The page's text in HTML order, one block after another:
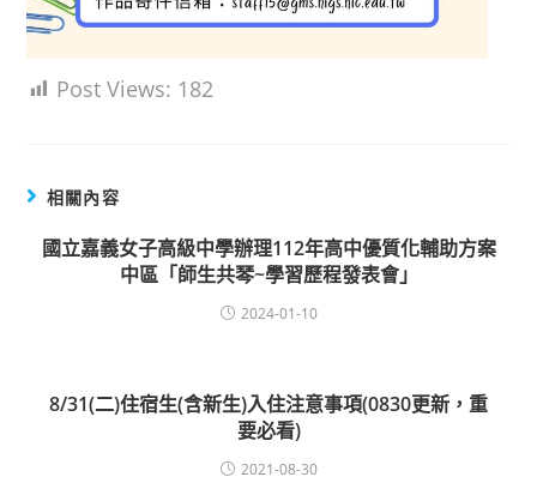
Post Views: 182
相關內容
國立嘉義女子高級中學辦理112年高中優質化輔助方案
中區「師生共琴~學習歷程發表會」
2024-01-10
8/31(二)住宿生(含新生)入住注意事項(0830更新，重
要必看)
2021-08-30